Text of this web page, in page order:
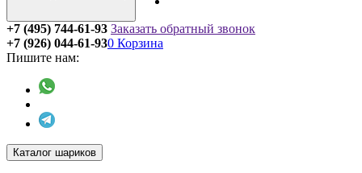
+7 (495) 744-61-93 Заказать обратный звонок
+7 (926) 044-61-93
Пишите нам:
0 Корзина
Каталог шариков